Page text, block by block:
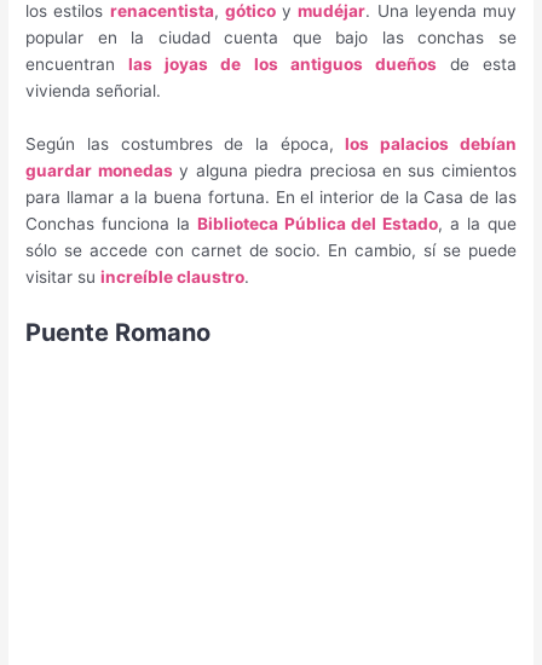
los estilos renacentista, góticoymudéjar. Una leyenda muy
popular en la ciudad cuenta que bajo las conchas se
encuentranlas joyas de los antiguos dueñosde esta
vivienda señorial.
Según las costumbres de la época,los palacios debían
guardar monedasy alguna piedra preciosa en sus cimientos
para llamar a la buena fortuna. En el interior de la Casa de las
Conchas funciona la Biblioteca Pública del Estado, a la que
sólo se accede con carnet de socio. En cambio, sí se puede
visitar suincreíble claustro.
Puente Romano